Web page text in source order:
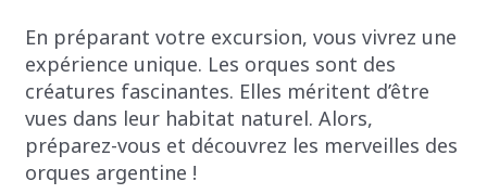
En préparant votre excursion, vous vivrez une
expérience unique. Les orques sont des
créatures fascinantes. Elles méritent d’être
vues dans leur habitat naturel. Alors,
préparez-vous et découvrez les merveilles des
orques argentine !